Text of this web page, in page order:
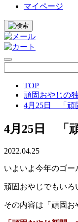
マイページ
TOP
頑固おやじの
4月25日 「頑
4月25日 「
2022.04.25
いよいよ今年のゴー
頑固おやじでもいろ
その内容は「頑固お